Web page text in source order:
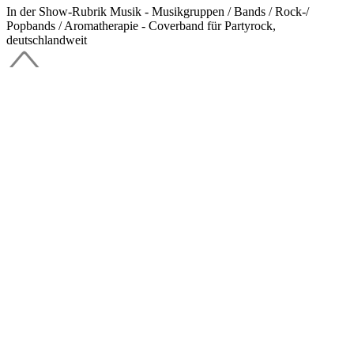
In der Show-Rubrik Musik - Musikgruppen / Bands / Rock-/
Popbands / Aromatherapie - Coverband für Partyrock,
deutschlandweit